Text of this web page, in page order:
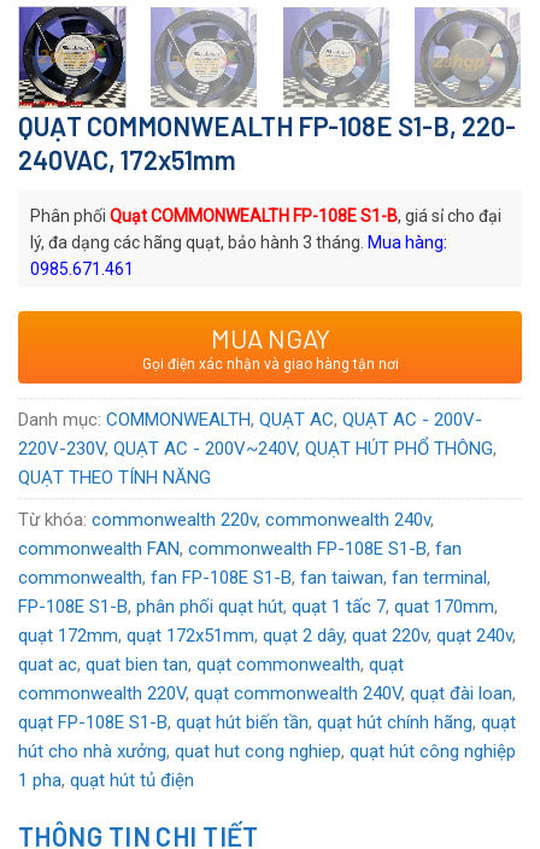
QUẠT COMMONWEALTH FP-108E S1-B, 220-
240VAC, 172x51mm
Phân phối Quạt COMMONWEALTH FP-108E S1-B, giá sỉ cho đại
lý, đa dạng các hãng quạt, bảo hành 3 tháng. Mua hàng:
0985.671.461
: Quạt AC COMMONWEALTH
: Đài Loan
Voltage:220/240VAC
MUA NGAY
Gọi điện xác nhận và giao hàng tận nơi
Danh mục: COMMONWEALTH, QUẠT AC, QUẠT AC - 200V-
220V-230V, QUẠT AC - 200V~240V, QUẠT HÚT PHỔ THÔNG,
QUẠT THEO TÍNH NĂNG
Từ khóa: commonwealth 220v, commonwealth 240v,
commonwealth FAN, commonwealth FP-108E S1-B, fan
commonwealth, fan FP-108E S1-B, fan taiwan, fan terminal,
FP-108E S1-B, phân phối quạt hút, quạt 1 tấc 7, quat 170mm,
quạt 172mm, quạt 172x51mm, quạt 2 dây, quat 220v, quạt 240v,
quat ac, quat bien tan, quạt commonwealth, quạt
commonwealth 220V, quạt commonwealth 240V, quạt đài loan,
quạt FP-108E S1-B, quạt hút biến tần, quạt hút chính hãng, quạt
hút cho nhà xưởng, quat hut cong nghiep, quạt hút công nghiệp
1 pha, quạt hút tủ điện
THÔNG TIN CHI TIẾT